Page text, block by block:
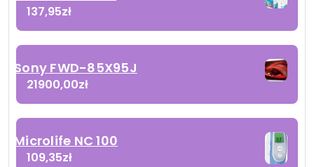
137,95zł
Sony FWD-85X95J
21900,00zł
Microlife NC 100
109,35zł